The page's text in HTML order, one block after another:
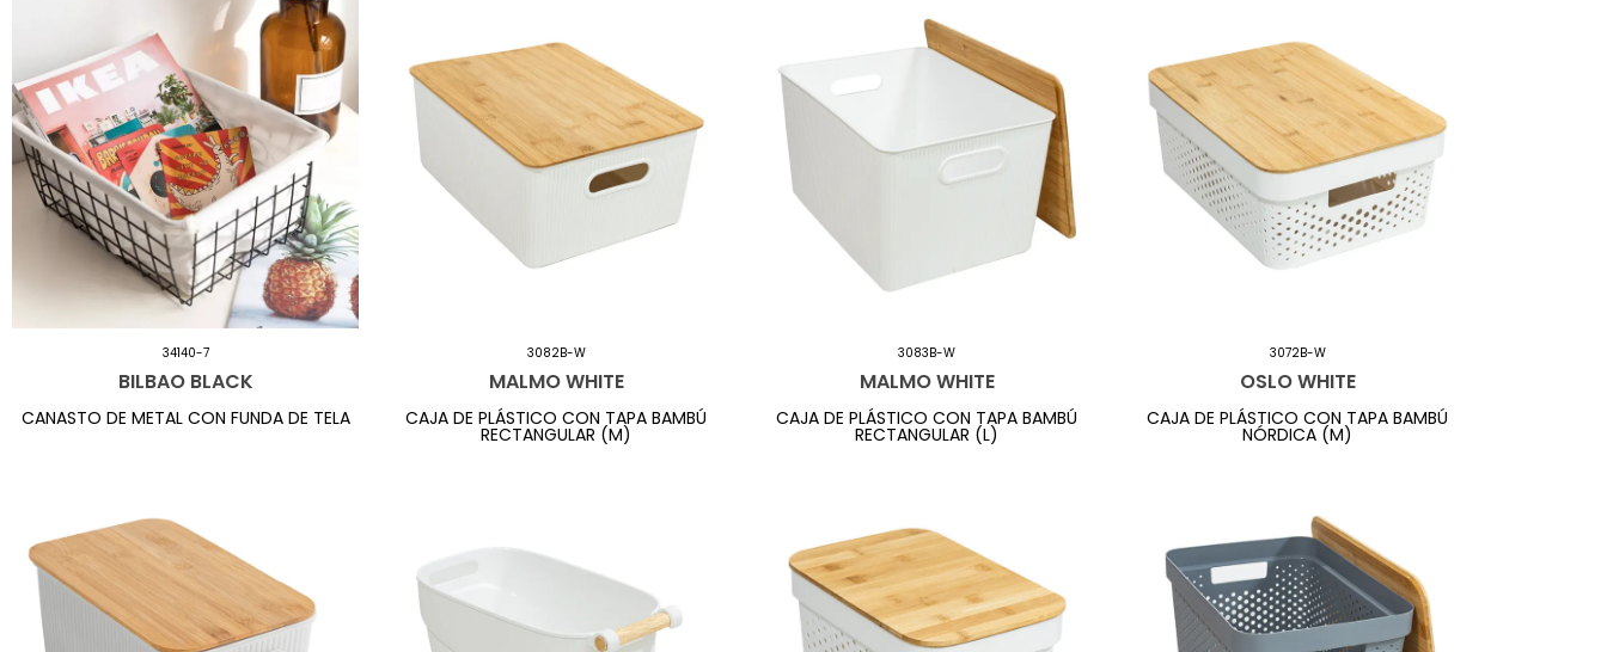
34140-7
BILBAO BLACK
CANASTO DE METAL CON FUNDA DE TELA
3082B-W
MALMO WHITE
CAJA DE PLÁSTICO CON TAPA BAMBÚ
RECTANGULAR (M)
3083B-W
MALMO WHITE
CAJA DE PLÁSTICO CON TAPA BAMBÚ
RECTANGULAR (L)
3072B-W
OSLO WHITE
CAJA DE PLÁSTICO CON TAPA BAMBÚ
NÓRDICA (M)